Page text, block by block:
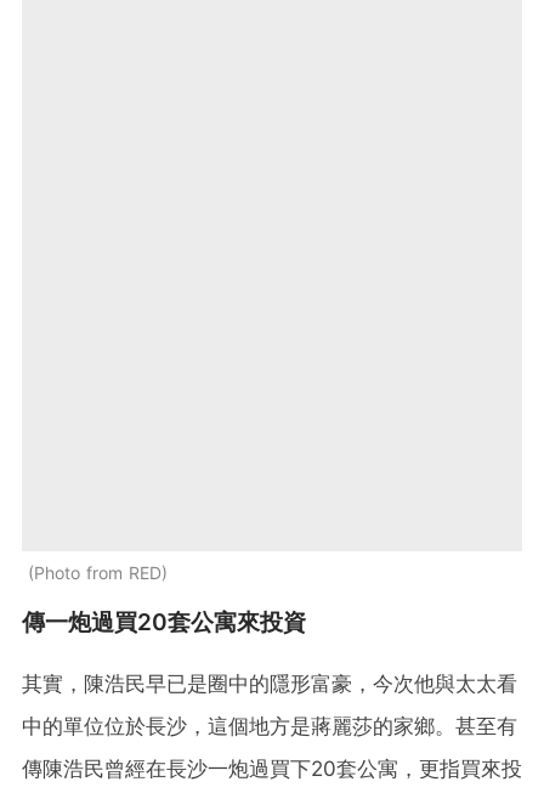
Photo from RED
傳一炮過買20套公寓來投資
其實，陳浩民早已是圈中的隱形富豪，今次他與太太看
中的單位位於長沙，這個地方是蔣麗莎的家鄉。甚至有
傳陳浩民曾經在長沙一炮過買下20套公寓，更指買來投